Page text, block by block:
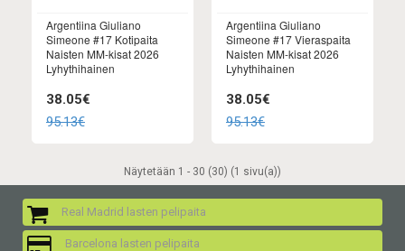
Argentiina Giuliano
Simeone #17 Kotipaita
Naisten MM-kisat 2026
Lyhythihainen
38.05€
95.13€
Argentiina Giuliano
Simeone #17 Vieraspaita
Naisten MM-kisat 2026
Lyhythihainen
38.05€
95.13€
Näytetään 1 - 30 (30) (1 sivu(a))
Real Madrid lasten pelipaita
Barcelona lasten pelipaita